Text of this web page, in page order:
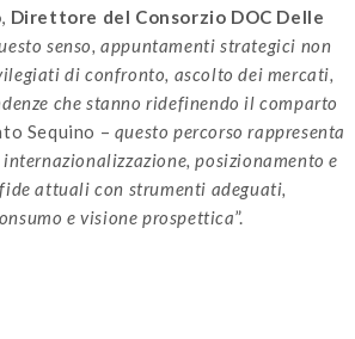
, Direttore del Consorzio DOC Delle
senso, appuntamenti strategici non
di confronto, ascolto dei mercati,
che stanno ridefinendo il comparto
Sequino – questo percorso rappresenta
posizionamento e
attuali con strumenti adeguati,
e visione prospettica”.